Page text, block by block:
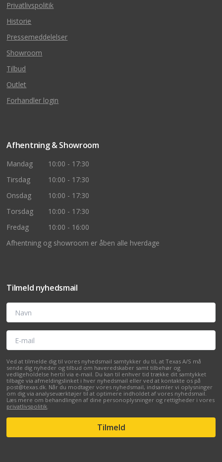
Privatlivspolitik
Historie
Pressemeddelelser
Showroom
Tilbud
Outlet
Forhandler login
Afhentning & Showroom
Mandag
10:00 - 17:30
Tirsdag
10:00 - 17:30
Onsdag
10:00 - 17:30
Torsdag
10:00 - 17:30
Fredag
10:00 - 16:00
Afhentning og showroom er åben alle hverdage
Tilmeld nyhedsmail
Navn
E-mail
Ved at tilmelde dig til vores nyhedsmail samtykker du til, at Texas A/S må
sende dig nyheder og tilbud om haveredskaber samt tilbehør og
vedligeholdelse hertil via e-mail. Du kan til enhver tid trække dit samtykket
tilbage via afmeldingslinket i hver nyhedsmail eller ved at kontakte os på
post@texas.dk. Når du modtager vores nyhedsmail, indsamler vi oplysninger
om dig via analyseværktøjer til at optimere indholdet af vores nyhedsmail.
Læs mere om behandlingen af dine personoplysninger og rettigheder i vores
privatlivspolitik.